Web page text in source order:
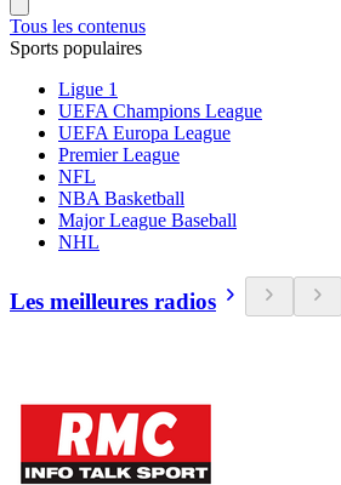
Tous les contenus
Sports populaires
Ligue 1
UEFA Champions League
UEFA Europa League
Premier League
NFL
NBA Basketball
Major League Baseball
NHL
Les meilleures radios